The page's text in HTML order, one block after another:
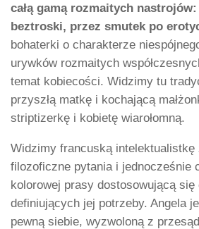
całą gamą rozmaitych
beztroski, przez smutek po
bohaterki o charakterze
urywków rozmaitych
temat kobiecości. Widzimy tu
przyszłą matkę i kochającą
striptizerkę i kobietę wiarołomną.
Widzimy francuską intelektualistkę
filozoficzne pytania i jednocześnie
kolorowej prasy dostosowującą się
definiujących jej potrzeby. Angela
pewną siebie, wyzwoloną z